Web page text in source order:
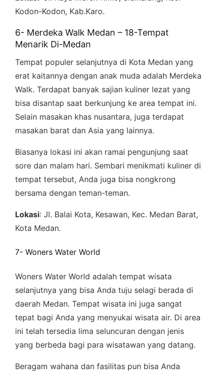
Kodon-Kodon, Kab.Karo.
6- Merdeka Walk Medan – 18-Tempat
Menarik Di-Medan
Tempat populer selanjutnya di Kota Medan yang
erat kaitannya dengan anak muda adalah Merdeka
Walk. Terdapat banyak sajian kuliner lezat yang
bisa disantap saat berkunjung ke area tempat ini.
Selain masakan khas nusantara, juga terdapat
masakan barat dan Asia yang lainnya.
Biasanya lokasi ini akan ramai pengunjung saat
sore dan malam hari. Sembari menikmati kuliner di
tempat tersebut, Anda juga bisa nongkrong
bersama dengan teman-teman.
Lokasi: Jl. Balai Kota, Kesawan, Kec. Medan Barat,
Kota Medan.
7- Woners Water World
Woners Water World adalah tempat wisata
selanjutnya yang bisa Anda tuju selagi berada di
daerah Medan. Tempat wisata ini juga sangat
tepat bagi Anda yang menyukai wisata air. Di area
ini telah tersedia lima seluncuran dengan jenis
yang berbeda bagi para wisatawan yang datang.
Beragam wahana dan fasilitas pun bisa Anda